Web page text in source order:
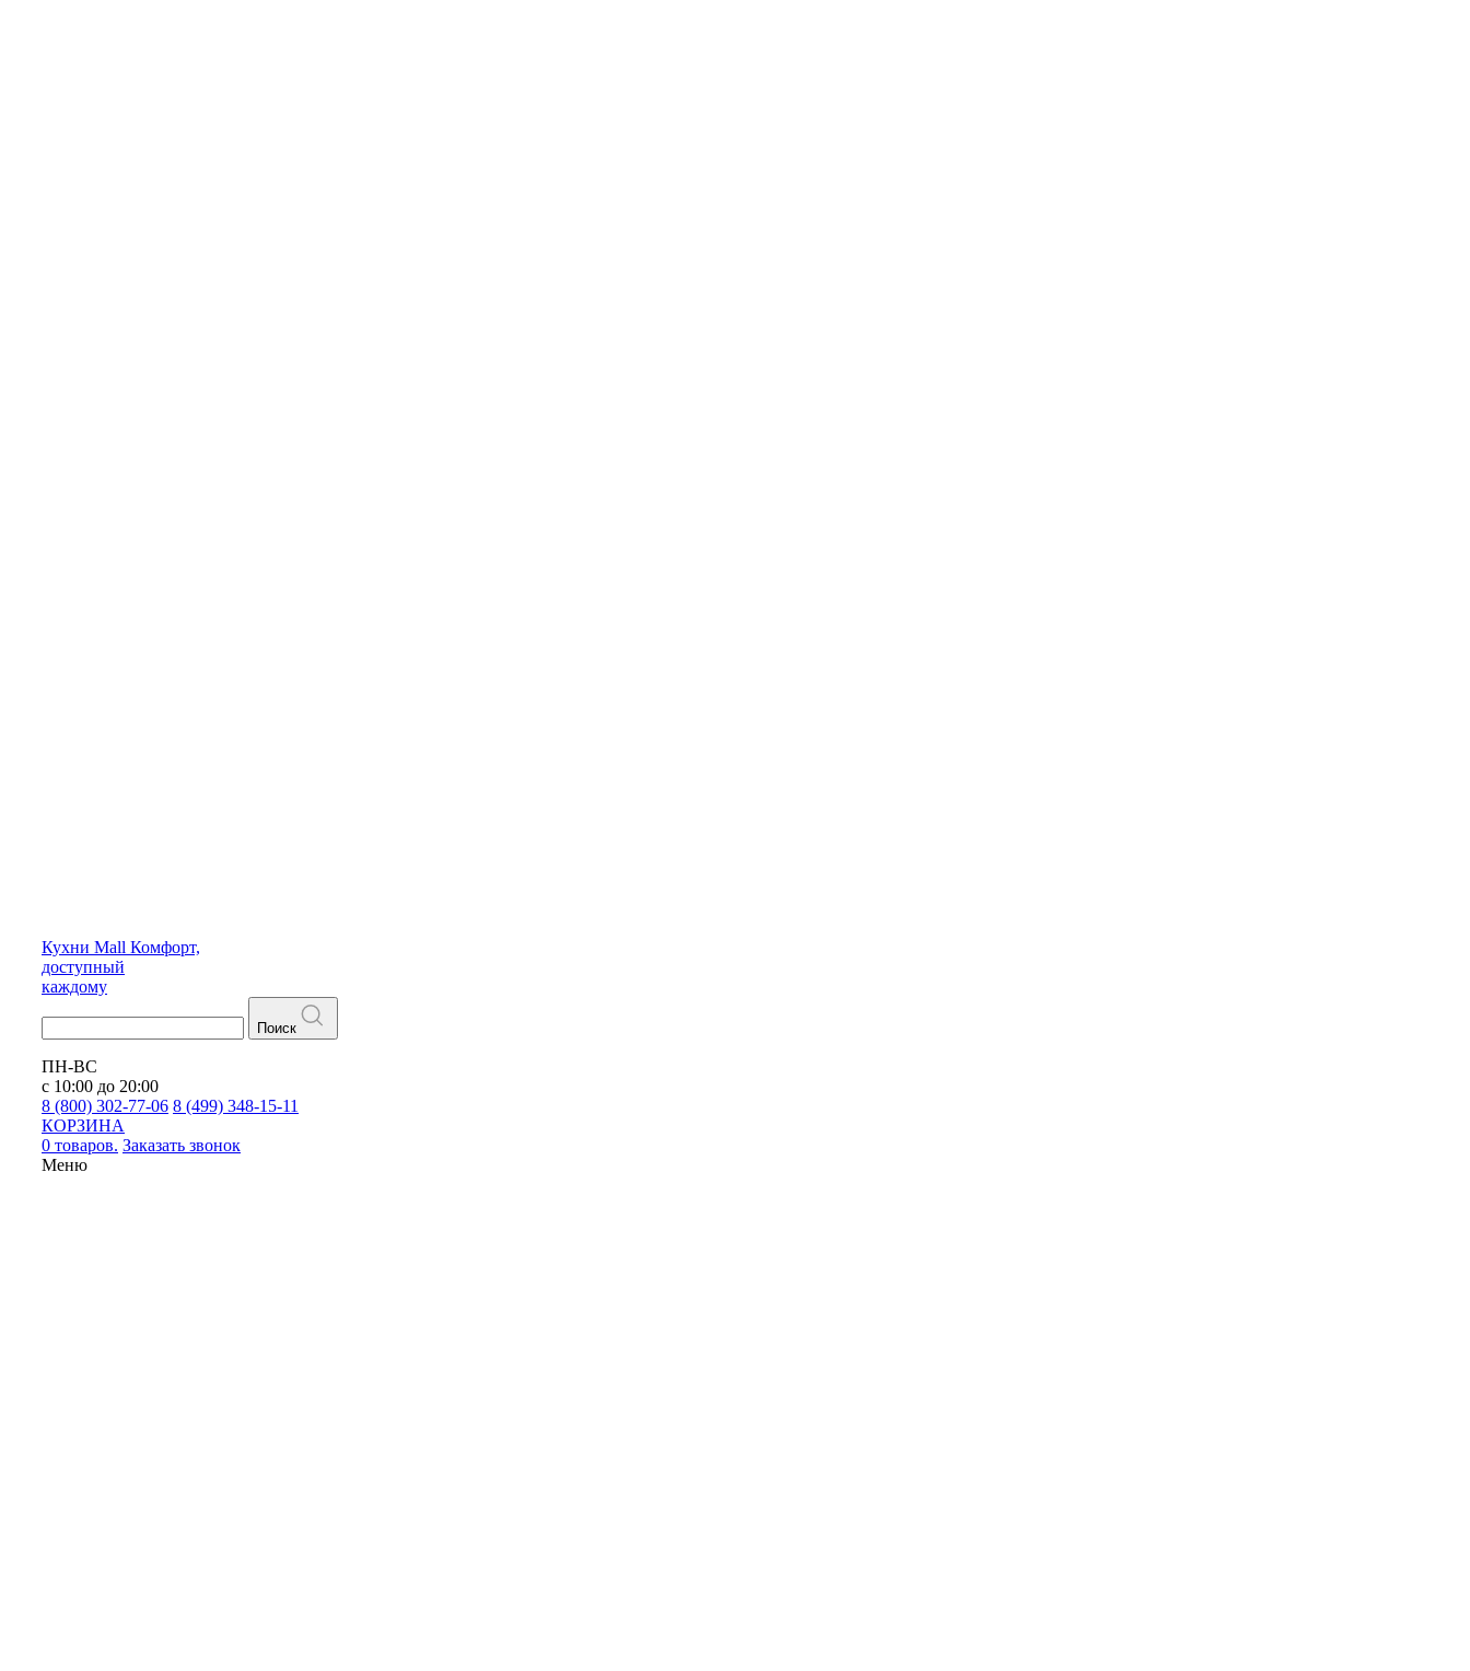
Кухни Mall Комфорт,
доступный
каждому
Поиск
ПН-ВС
с 10:00 до 20:00
8 (800) 302-77-06 8 (499) 348-15-11
КОРЗИНА
0 товаров. Заказать звонок
Меню